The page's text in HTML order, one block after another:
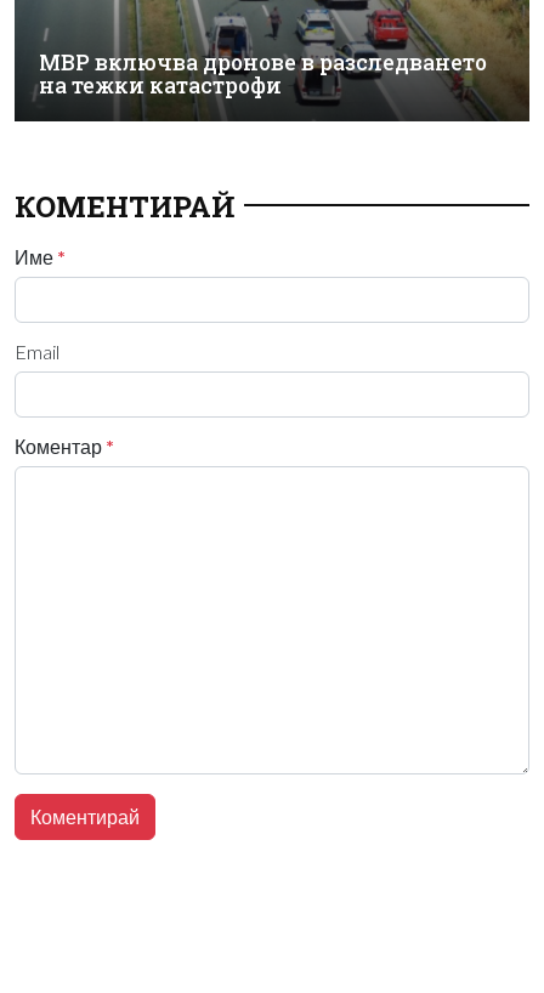
МВР включва дронове в разследването
на тежки катастрофи
КОМЕНТИРАЙ
Име *
Email
Коментар *